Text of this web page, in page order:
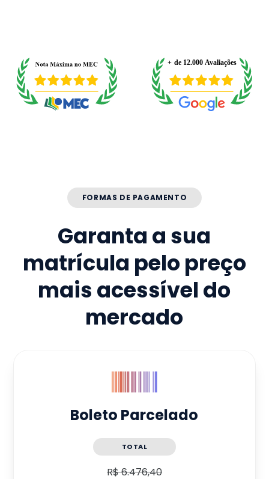
FORMAS DE PAGAMENTO
Garanta a sua
matrícula pelo preço
mais acessível do
mercado
Boleto Parcelado
TOTAL
R$ 6.476,40